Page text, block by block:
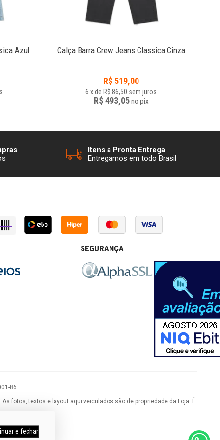
Azul Calça Barra Crew Jeans Classica Cinza
R$ 519,00
6 xde R$ 86,50 sem juros
R$ 493,05no pix
Itens a Pronta Entrega
Entregamos em todo Brasil
SEGURANÇA
86
fotos, textos e layout aqui veiculados são de propriedade da Loja. É
e fechar